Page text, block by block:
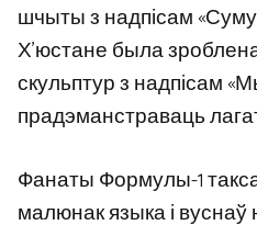
шчыты з надпісам
Х’юстане была
скульптур з надпісам
прадэманстраваць
Фанаты Формулы-1
малюнак языка і вуснаў